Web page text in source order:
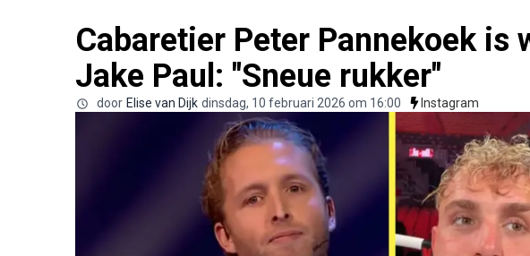
Cabaretier Peter Pannekoek is
Jake Paul: "Sneue rukker"
door Elise van Dijk dinsdag, 10 februari 2026 om 16:00 Instagram